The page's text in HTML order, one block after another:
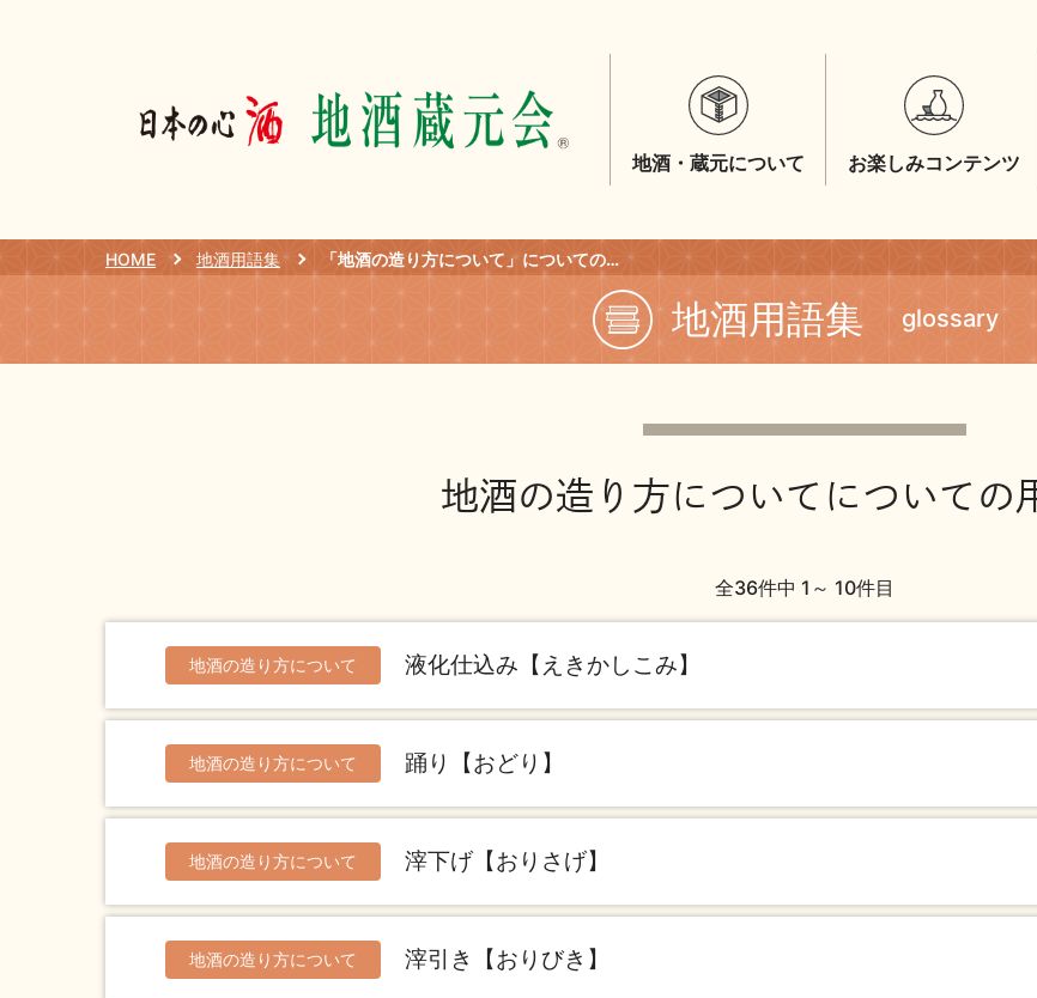
地酒・蔵元について お楽しみコンテンツ
HOME 地酒用語集 「地酒の造り方について」についての用語一覧
地酒用語集 glossary
地酒の造り方についてについての
全36件中 1～ 10件目
地酒の造り方について 液化仕込み【えきかしこみ】
地酒の造り方について 踊り【おどり】
地酒の造り方について 滓下げ【おりさげ】
地酒の造り方について 滓引き【おりびき】